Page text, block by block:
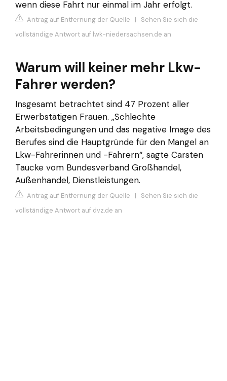
wenn diese Fahrt nur einmal im Jahr erfolgt.
Antrag auf Entfernung der Quelle | Sehen Sie sich die
vollständige Antwort auf lwk-niedersachsen.de an
Warum will keiner mehr Lkw-
Fahrer werden?
Insgesamt betrachtet sind 47 Prozent aller
Erwerbstätigen Frauen. „Schlechte
Arbeitsbedingungen und das negative Image des
Berufes sind die Hauptgründe für den Mangel an
Lkw-Fahrerinnen und -Fahrern“, sagte Carsten
Taucke vom Bundesverband Großhandel,
Außenhandel, Dienstleistungen.
Antrag auf Entfernung der Quelle | Sehen Sie sich die
vollständige Antwort auf dvz.de an